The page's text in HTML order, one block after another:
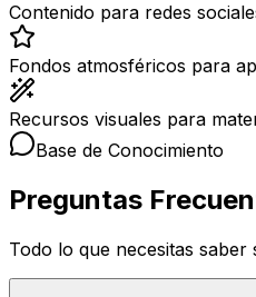
Contenido para redes
Fondos atmosféricos para
Recursos visuales para
Base de Conocimiento
Preguntas
Todo lo que necesitas